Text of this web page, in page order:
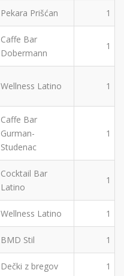
Pekara Prišćan 1
Caffe Bar
Dobermann
1
Wellness Latino 1
Caffe Bar
Gurman-
Studenac
1
Cocktail Bar
Latino
1
Wellness Latino 1
BMD Stil 1
Dečki z bregov 1